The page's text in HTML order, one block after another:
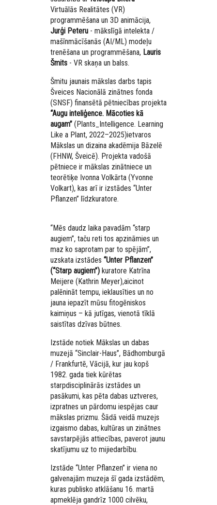
Virtuālās Realitātes (VR)
programmēšana un 3D animācija,
Jurģi Peteru - mākslīgā intelekta /
mašīnmācīšanās (AI/ML) modeļu
trenēšana un programmēšana, Lauris
Šmits - VR skaņa un balss.
Šmitu jaunais mākslas darbs tapis
Šveices Nacionālā zinātnes fonda
(SNSF) finansētā pētniecības projekta
“Augu inteliģence. Mācoties kā
augam” (Plants_Intelligence. Learning
Like a Plant, 2022–2025)ietvaros
Mākslas un dizaina akadēmija Bāzelē
(FHNW, Šveicē). Projekta vadošā
pētniece ir mākslas zinātniece un
teorētiķe Ivonna Volkārta (Yvonne
Volkart), kas arī ir izstādes “Unter
Pflanzen” līdzkuratore.
“Mēs daudz laika pavadām “starp
augiem”, taču reti tos apzināmies un
maz ko saprotam par to spējām”,
uzskata izstādes “Unter Pflanzen”
(“Starp augiem”) kuratore Katrīna
Meijere (Kathrin Meyer),aicinot
palēnināt tempu, ieklausīties un no
jauna iepazīt mūsu fitogēniskos
kaimiņus – kā jutīgas, vienotā tīklā
saistītas dzīvas būtnes.
Izstāde notiek Mākslas un dabas
muzejā “Sinclair-Haus”, Bādhomburgā
/ Frankfurtē, Vācijā, kur jau kopš
1982. gada tiek kūrētas
starpdisciplinārās izstādes un
pasākumi, kas pēta dabas uztveres,
izpratnes un pārdomu iespējas caur
mākslas prizmu. Šādā veidā muzejs
izgaismo dabas, kultūras un zinātnes
savstarpējās attiecības, paverot jaunu
skatījumu uz to mijiedarbību.
Izstāde “Unter Pflanzen” ir viena no
galvenajām muzeja šī gada izstādēm,
kuras publisko atklāšanu 16. martā
apmeklēja gandrīz 1000 cilvēku,